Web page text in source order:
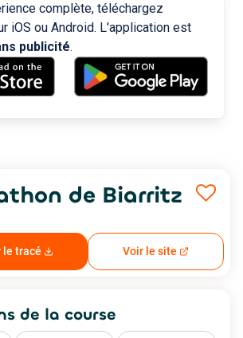
complète, téléchargez
iOS ou Android. L'application est
publicité.